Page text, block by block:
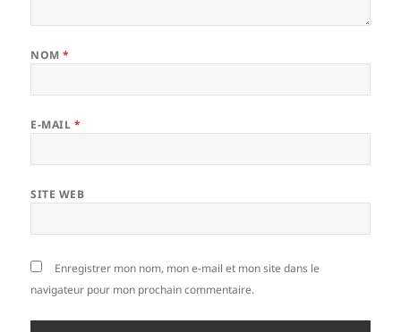
NOM*
E-MAIL *
SITE WEB
Enregistrer mon nom, mon e-mail et mon site dans le
navigateur pour mon prochain commentaire.